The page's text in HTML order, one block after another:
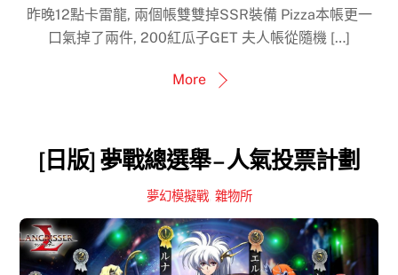
昨晚12點卡雷龍, 兩個帳雙雙掉SSR裝備 Pizza本帳更一
口氣掉了兩件, 200紅瓜子GET 夫人帳從隨機 […]
More
[日版] 夢戰總選舉 – 人氣投票計劃
夢幻模擬戰, 雜物所